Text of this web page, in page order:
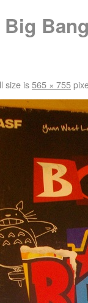
size is565 × 755